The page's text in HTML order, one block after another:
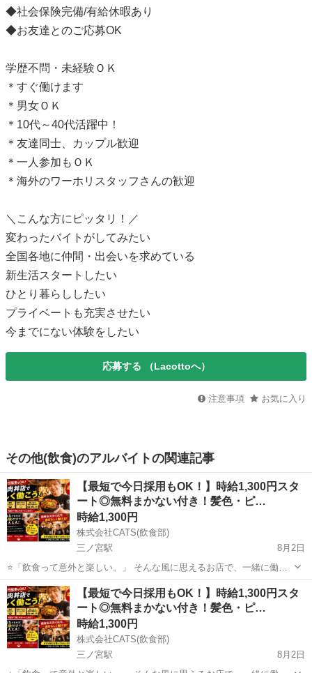
◆社会保険完備/有給休暇あり
◆お友達とのご応募OK
学歴不問・未経験ＯＫ
＊すぐ働けます
＊男女ＯＫ
＊10代～40代活躍中！
＊友達同士、カップル歓迎
＊一人参加もＯＫ
＊海外のワーホリスタッフさんの歓迎
＼こんな方にピッタリ！／
変わったバイトがしてみたい
全国各地に仲間・出会いを求めている
新生活スタートしたい
ひとり暮らししたい
プライベートも充実させたい
今までにない体験をしたい
応募する （Lacottoへ）
注意事項 お気に入り
その他(飲食)のアルバイトの関連記事
【最短で今日採用もOK！】時給1,300円スタ
ート◎無料まかない付き！髪色・ピ…
時給1,300円
株式会社CATS(飲食部)
三ノ宮駅
8月2日
⭐「飲食って意外と楽しい。」 そんな風に思えるお店で、一緒に働き
ませんか？ 「飲食は初めてだから不安…」 そんな方でも大丈夫。 最
初は洗い物や盛り付けなど、 本当に簡単なお仕事からスタートしま
す！ 先...
兵庫 洲本市 三ノ宮駅 キッチン スタッフ
【最短で今日採用もOK！】時給1,300円スタ
ート◎無料まかない付き！髪色・ピ…
時給1,300円
株式会社CATS(飲食部)
三ノ宮駅
8月2日